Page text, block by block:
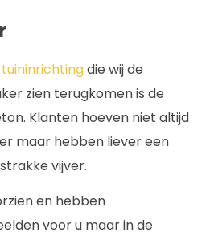
tuininrichtingdie wij de
zien terugkomen is de
Klanten hoeven niet altijd
maar hebben liever een
vijver.
en hebben
voor u maar in de